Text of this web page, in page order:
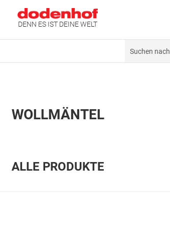
DENN ES IST DEINE WELT
WOLLMÄNTEL
ALLE PRODUKTE